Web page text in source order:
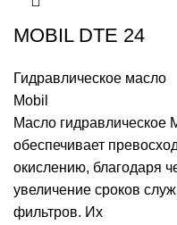
MOBIL DTE 24
Гидравлическое масло
Mobil
Масло гидравлическое
обеспечивает
окислению, благодаря
увеличение сроков
фильтров. Их